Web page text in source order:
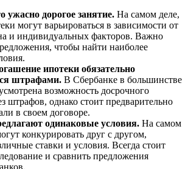
ужасно дорогое занятие. На самом деле,
могут варьироваться в зависимости от
и индивидуальных факторов. Важно
чтобы найти наиболее
ипотеки обязательно
штрафами. В Сбербанке в большинстве
возможность досрочного
штрафов, однако стоит предварительно
в своем договоре.
одинаковые условия. На самом
конкурировать друг с другом,
ставки и условия. Всегда стоит
и сравнить предложения